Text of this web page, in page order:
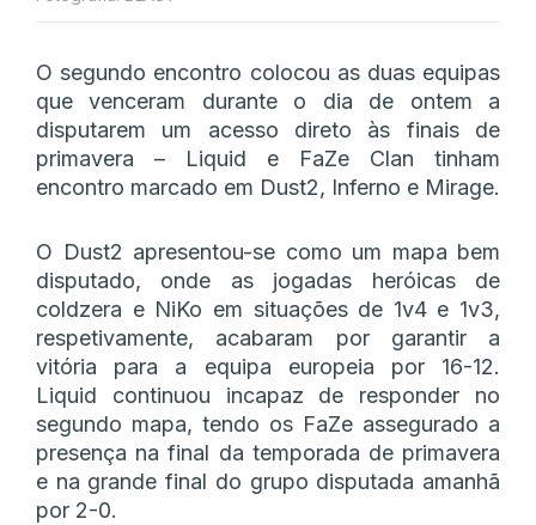
O segundo encontro colocou as duas equipas
que venceram durante o dia de ontem a
disputarem um acesso direto às finais de
primavera – Liquid e FaZe Clan tinham
encontro marcado em Dust2, Inferno e Mirage.
O Dust2 apresentou-se como um mapa bem
disputado, onde as jogadas heróicas de
coldzera e NiKo em situações de 1v4 e 1v3,
respetivamente, acabaram por garantir a
vitória para a equipa europeia por 16-12.
Liquid continuou incapaz de responder no
segundo mapa, tendo os FaZe assegurado a
presença na final da temporada de primavera
e na grande final do grupo disputada amanhã
por 2-0.